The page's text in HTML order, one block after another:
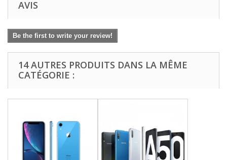
AVIS
Be the first to write your review!
14 AUTRES PRODUITS DANS LA MÊME
CATÉGORIE :